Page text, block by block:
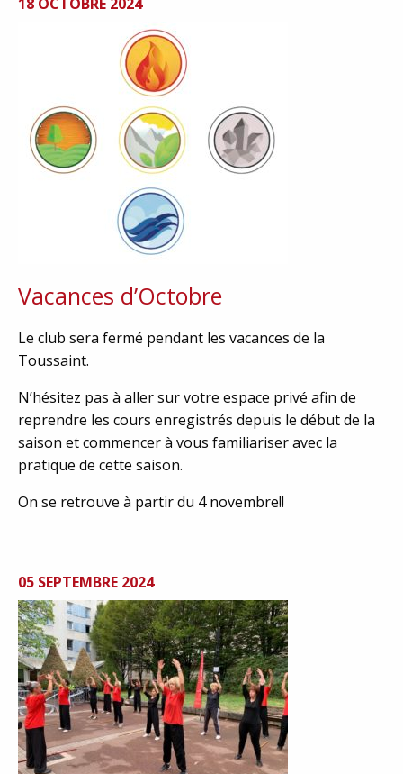
18 OCTOBRE 2024
Vacances d’Octobre
Le club sera fermé pendant les vacances de la
Toussaint.
N’hésitez pas à aller sur votre espace privé afin de
reprendre les cours enregistrés depuis le début de la
saison et commencer à vous familiariser avec la
pratique de cette saison.
On se retrouve à partir du 4 novembre!!
05 SEPTEMBRE 2024